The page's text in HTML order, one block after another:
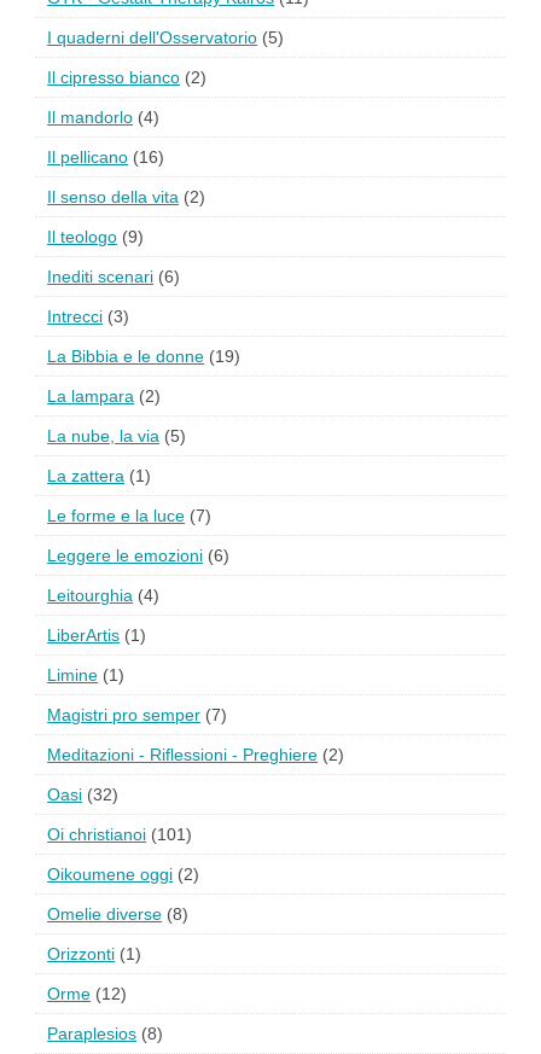
I quaderni dell'Osservatorio (5)
Il cipresso bianco (2)
Il mandorlo (4)
Il pellicano (16)
Il senso della vita (2)
Il teologo (9)
Inediti scenari (6)
Intrecci (3)
La Bibbia e le donne (19)
La lampara (2)
La nube, la via (5)
La zattera (1)
Le forme e la luce (7)
Leggere le emozioni (6)
Leitourghia (4)
LiberArtis (1)
Limine (1)
Magistri pro semper (7)
Meditazioni - Riflessioni - Preghiere (2)
Oasi (32)
Oi christianoi (101)
Oikoumene oggi (2)
Omelie diverse (8)
Orizzonti (1)
Orme (12)
Paraplesios (8)